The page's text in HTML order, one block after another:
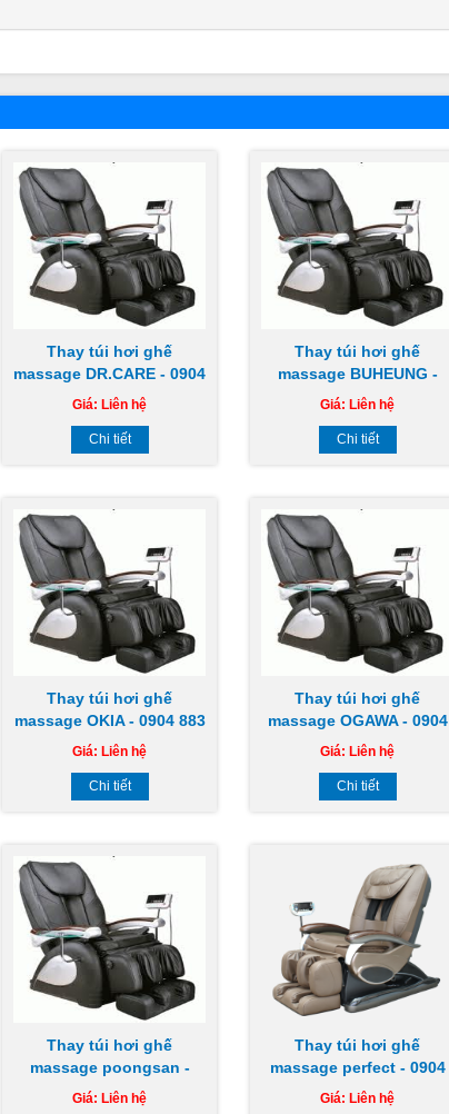
Thay túi hơi ghế
massage DR.CARE - 0904
883 851
Giá: Liên hệ
Chi tiết
Thay túi hơi ghế
massage BUHEUNG -
0904 883 851
Giá: Liên hệ
Chi tiết
Thay túi hơi ghế
massage OKIA - 0904 883
851
Giá: Liên hệ
Chi tiết
Thay túi hơi ghế
massage OGAWA - 0904
883 851
Giá: Liên hệ
Chi tiết
Thay túi hơi ghế
massage poongsan -
0904 883 851
Giá: Liên hệ
Thay túi hơi ghế
massage perfect - 0904
883 851
Giá: Liên hệ